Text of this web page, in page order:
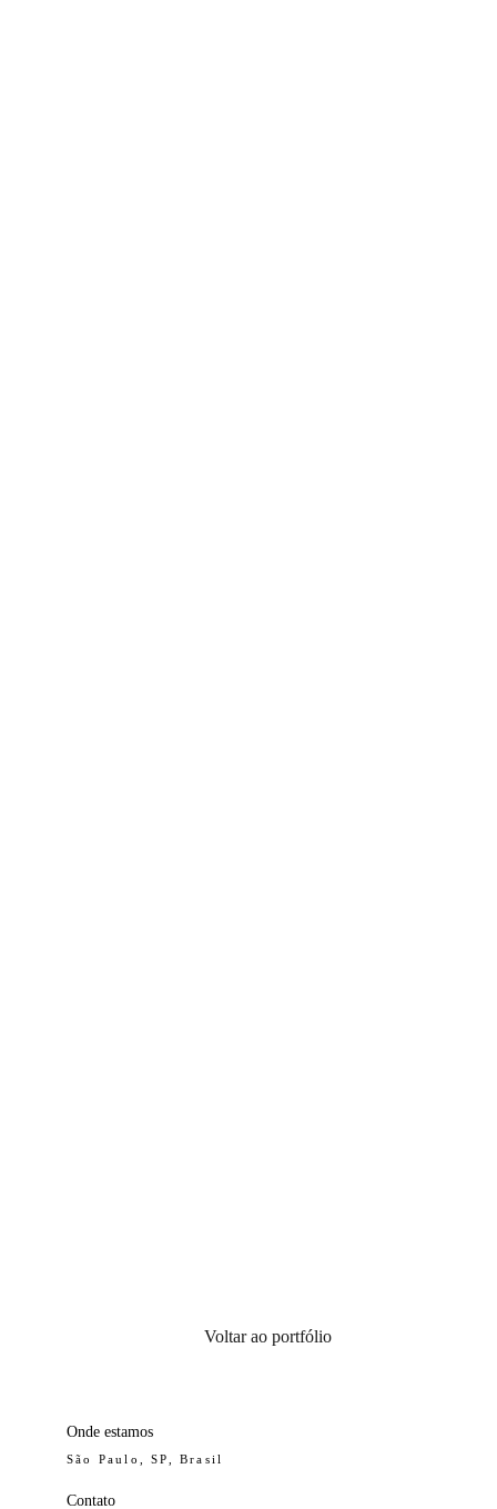
Voltar ao portfólio
Onde estamos
São Paulo, SP, Brasil
Contato